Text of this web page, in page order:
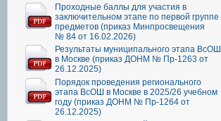
Проходные баллы для участия в
заключительном этапе по первой группе
предметов (приказ Минпросвещения
№ 84 от 16.02.2026)
Результаты муниципального этапа ВсОШ
в Москве (приказ ДОНМ № Пр-1263 от
26.12.2025)
Порядок проведения регионального
этапа ВсОШ в Москве в 2025/26 учебном
году (приказ ДОНМ № Пр-1264 от
26.12.2025)